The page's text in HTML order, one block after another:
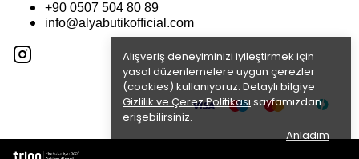
Alışveriş deneyiminizi iyileştirmek için
yasal düzenlemelere uygun çerezler
(cookies) kullanıyoruz. Detaylı bilgiye
Gizlilik ve Çerez Politikası sayfamızdan
erişebilirsiniz.
Anladım
+90 0507 504 80 89
info@alyabutikofficial.com